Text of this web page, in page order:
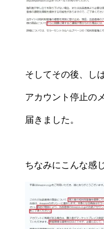
そしてその後、し
アカウント停止の
届きました。
ちなみにこんな感